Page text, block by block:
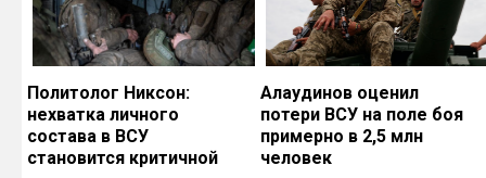
Политолог Никсон:
нехватка личного
состава в ВСУ
становится критичной
Алаудинов оценил
потери ВСУ на поле боя
примерно в 2,5 млн
человек